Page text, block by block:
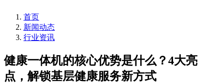
首页
新闻动态
行业资讯
健康一体机的核心优势是什么？4大亮
点，解锁基层健康服务新方式